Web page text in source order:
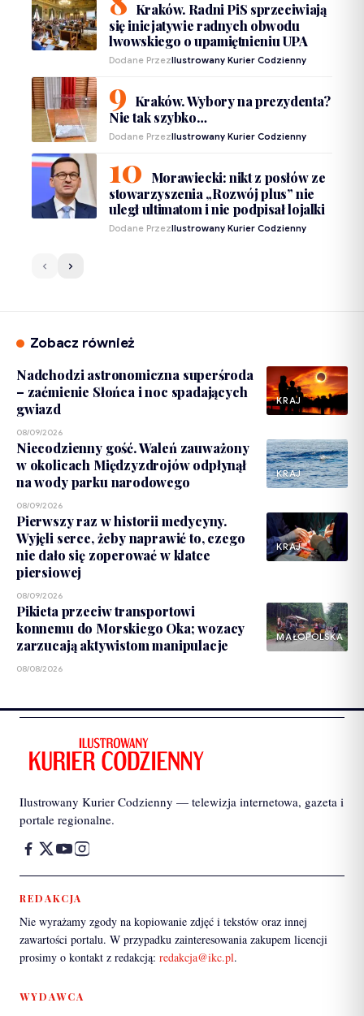
Kraków. Radni PiS sprzeciwiają
się inicjatywie radnych obwodu
lwowskiego o upamiętnieniu UPA
Dodane PrzezIlustrowany Kurier Codzienny
Kraków. Wybory na prezydenta?
Nie tak szybko…
Dodane PrzezIlustrowany Kurier Codzienny
Morawiecki: nikt z posłów ze
stowarzyszenia „Rozwój plus” nie
uległ ultimatom i nie podpisał lojalki
Dodane PrzezIlustrowany Kurier Codzienny
Zobacz również
KRAJ
Nadchodzi astronomiczna superśroda
– zaćmienie Słońca i noc spadających
gwiazd
08/09/2026
KRAJ
Niecodzienny gość. Waleń zauważony
w okolicach Międzyzdrojów odpłynął
na wody parku narodowego
08/09/2026
KRAJ
Pierwszy raz w historii medycyny.
Wyjęli serce, żeby naprawić to, czego
nie dało się zoperować w klatce
piersiowej
08/09/2026
MAŁOPOLSKA
Pikieta przeciw transportowi
konnemu do Morskiego Oka; wozacy
zarzucają aktywistom manipulacje
08/08/2026
Ilustrowany Kurier Codzienny — telewizja internetowa, gazeta i
portale regionalne.
REDAKCJA
Nie wyrażamy zgody na kopiowanie zdjęć i tekstów oraz innej
zawartości portalu. W przypadku zainteresowania zakupem licencji
prosimy o kontakt z redakcją: redakcja@ikc.pl.
WYDAWCA